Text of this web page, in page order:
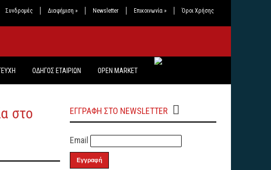
Συνδρομές Διαφήμιση » Newsletter Επικοινωνία » Όροι Χρήσης
ΟΔΗΓΟΣ ΕΤΑΙΡΙΩΝ OPEN MARKET
στο
ΕΓΓΡΑΦΗ ΣΤΟ NEWSLETTER
Email